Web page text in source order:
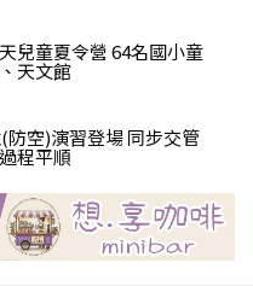
兒童夏令營 64名國小童
天文館
防空)演習登場 同步交管
程平順